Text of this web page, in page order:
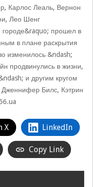
Карлос Леаль, Вернон
Лео Шенг
прошел в
в плане раскрытия
изменилось &ndash;
продвинулись в жизни,
и другим кругом
Дженнифер Билс, Кэтрин
X LinkedIn
Copy Link